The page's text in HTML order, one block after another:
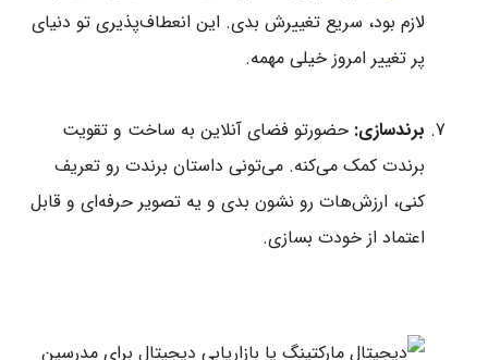
لازم بود، سریع تغییرش بدی. این انعطاف‌پذیری تو دنیای
پر تغییر امروز خیلی مهمه.
برندسازی: حضورتو فضای آنلاین به ساخت و تقویت
برندت کمک می‌کنه. می‌تونی داستان برندت رو تعریف
کنی، ارزش‌هات رو نشون بدی و یه تصویر حرفه‌ای و قابل
اعتماد از خودت بسازی.